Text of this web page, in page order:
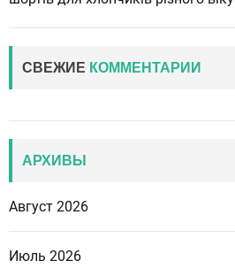
СВЕЖИЕ КОММЕНТАРИИ
АРХИВЫ
Август 2026
Июль 2026